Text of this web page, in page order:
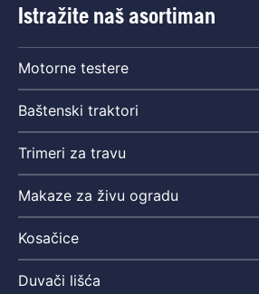
Istražite naš asortiman
Motorne testere
Baštenski traktori
Trimeri za travu
Makaze za živu ogradu
Kosačice
Duvači lišća